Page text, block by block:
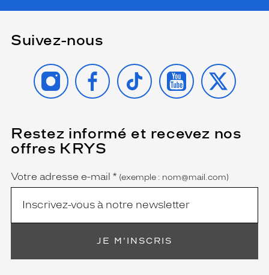
Suivez-nous
INSTAGRAMFACEBOOK
TIKTOK YOUTUBE
X
Restez informé et recevez nos
offres KRYS
Name
Votre adresse e-mail *
(Ce
champ
est
obligatoire)
(exemple : nom@mail.com)
JE M'INSCRIS